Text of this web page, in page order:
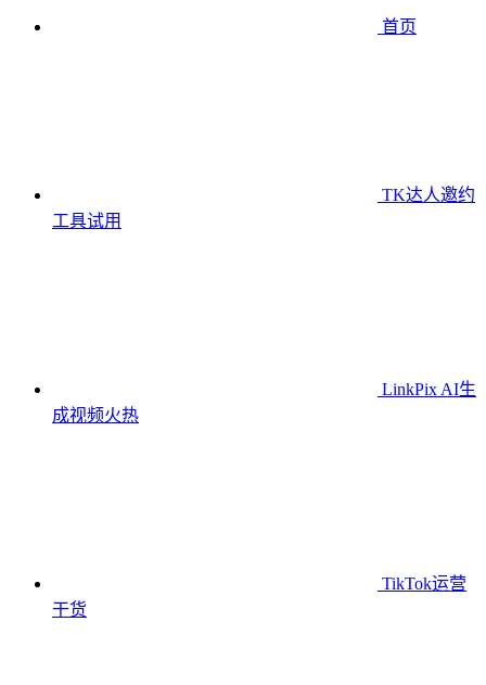
首页
TK达人邀约
工具试用
LinkPix AI生
成视频火热
TikTok运营
干货